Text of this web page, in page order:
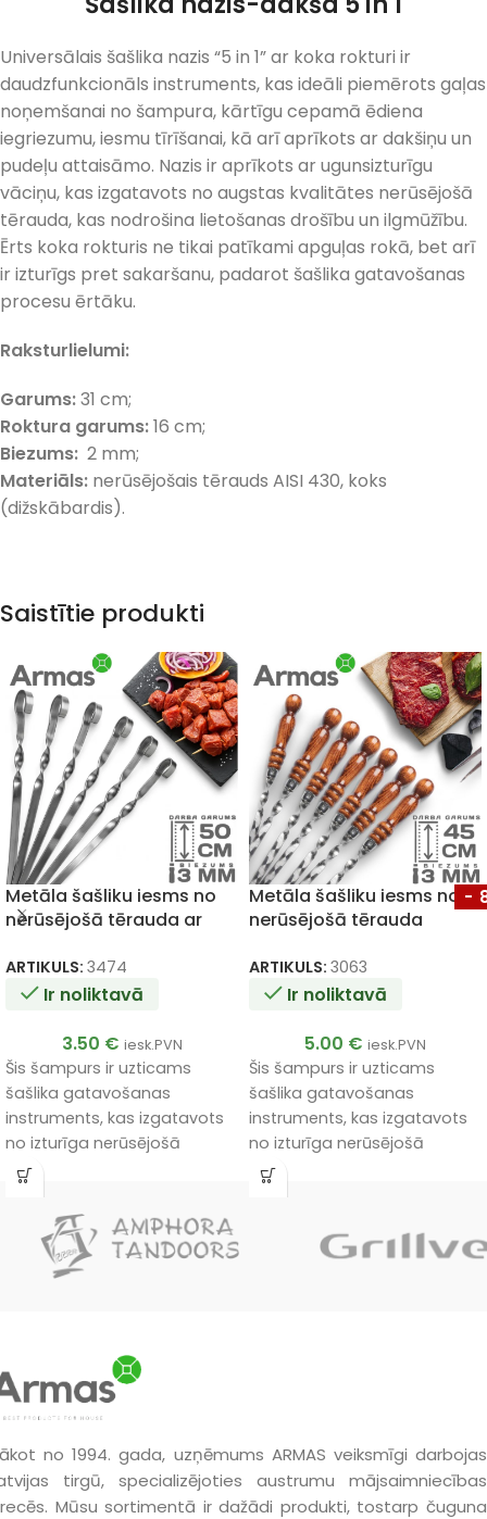
Universālais šašlika nazis “5 in 1” ar koka rokturi ir
daudzfunkcionāls instruments, kas ideāli piemērots gaļas
noņemšanai no šampura, kārtīgu cepamā ēdiena
iegriezumu, iesmu tīrīšanai, kā arī aprīkots ar dakšiņu un
pudeļu attaisāmo. Nazis ir aprīkots ar ugunsizturīgu
vāciņu, kas izgatavots no augstas kvalitātes nerūsējošā
tērauda, kas nodrošina lietošanas drošību un ilgmūžību.
Ērts koka rokturis ne tikai patīkami apguļas rokā, bet arī
ir izturīgs pret sakaršanu, padarot šašlika gatavošanas
procesu ērtāku.
Raksturlielumi:
Garums:31 cm;
Roktura garums:16 cm;
Biezums: 2 mm;
Materiāls: nerūsējošais tērauds AISI 430, koks
(dižskābardis).
Saistītie produkti
Metāla šašliku iesms no
nerūsējošā tērauda ar
ARTIKULS: 3474
Ir noliktavā
3.50 € iesk.PVN
Šis šampurs ir uzticams
šašlika gatavošanas
instruments, kas izgatavots
no izturīga nerūsējošā
tērauda.
Metāla šašliku iesms no
nerūsējošā tērauda
ARTIKULS: 3063
Ir noliktavā
5.00 € iesk.PVN
Šis šampurs ir uzticams
šašlika gatavošanas
instruments, kas izgatavots
no izturīga nerūsējošā
tērauda ar ergonomisku
-
no 1994. gada, uzņēmums ARMAS veiksmīgi darbojas
tirgū, specializējoties austrumu mājsaimniecības
Mūsu sortimentā ir dažādi produkti, tostarp čuguna